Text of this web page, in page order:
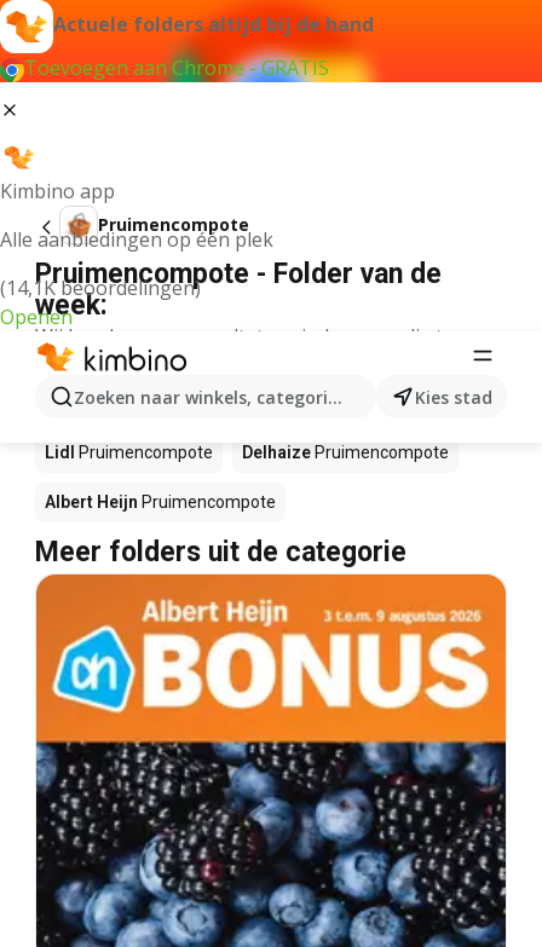
Actuele folders altijd bij de hand
Toevoegen aan Chrome - GRATIS
Kimbino app
Alle aanbiedingen op één plek
(14,1K beoordelingen)
Openen
Zoeken naar winkels, categorieën, producten...
Kies stad
Pruimencompote
Pruimencompote - Folder van de
week:
Wij konden geen resultaten vinden voor die term.
Pruimencompote in actie – Waar te
koop?
Lidl Pruimencompote Delhaize Pruimencompote
Albert Heijn Pruimencompote
Meer folders uit de categorie